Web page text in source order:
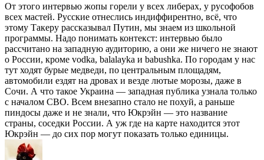
От этого интервью жопы горели у всех либерах, у русофобов
всех мастей. Русские отнеслись индиффирентно, всё, что
этому Такеру рассказывал Путин, мы знаем из школьной
программы. Надо понимать контекст: интервью было
рассчитано на западную аудиторию, а они же ничего не знают
о России, кроме vodka, balalayka и babushka. По городам у нас
тут ходят бурые медведи, по центральным площадям,
автомобили ездят на дровах и везде лютые морозы, даже в
Сочи. А что такое Украина — западная публика узнала только
с началом СВО. Всем внезапно стало не похуй, а раньше
пиндосы даже и не знали, что Юкрэйн — это название
страны, соседки России. А уж где на карте находится этот
Юкрэйн — до сих пор могут показать только единицы.